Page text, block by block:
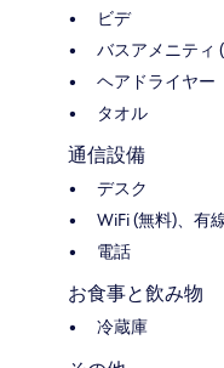
ビデ
バスアメニティ
ヘアドライヤー
タオル
通信設備
デスク
WiFi (無料)、有
電話
お食事と飲み物
冷蔵庫